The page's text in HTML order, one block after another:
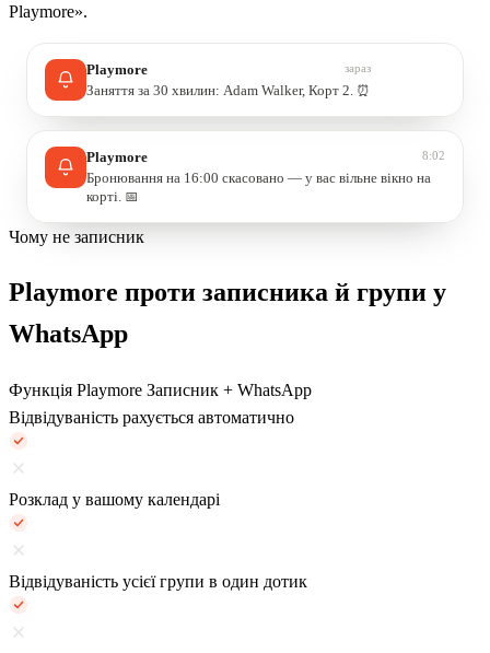
Playmore».
Playmore зараз
Заняття за 30 хвилин: Adam Walker, Корт 2. ⏰
Playmore 8:02
Бронювання на 16:00 скасовано — у вас вільне вікно на
корті. 📅
Чому не записник
Playmore проти записника й групи у
WhatsApp
Функція Playmore Записник + WhatsApp
Відвідуваність рахується автоматично
Розклад у вашому календарі
Відвідуваність усієї групи в один дотик